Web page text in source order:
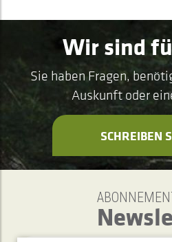
Wir sind
Sie haben Fragen,
Auskunft oder
SCHREIBEN